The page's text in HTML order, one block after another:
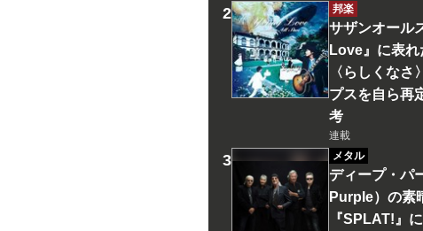
邦楽
サザンオール
Love』に表れ
〈らしくなさ
プスを自ら再
考
連載
メタル
ディープ・パ
Purple）の素
『SPLAT!』